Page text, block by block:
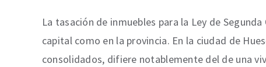
La tasación de inmuebles para la Ley de
capital como en la provincia. En la ciudad de
consolidados, difiere notablemente del de una